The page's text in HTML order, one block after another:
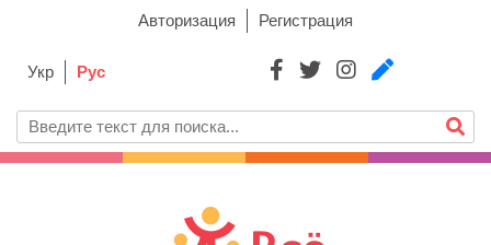
Авторизация Регистрация
Укр Рус